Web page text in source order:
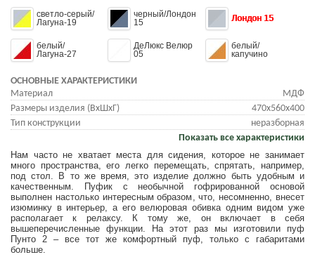
светло-серый/
Лагуна-19
черный/Лондон
15
Лондон 15
белый/
Лагуна-27
ДеЛюкс Велюр
05
белый/
капучино
ОСНОВНЫЕ ХАРАКТЕРИСТИКИ
Материал
МДФ
Размеры изделия (ВхШхГ)
470х560х400
Тип конструкции
неразборная
Показать все характеристики
Нам часто не хватает места для сидения, которое не занимает
много пространства, его легко перемещать, спрятать, например,
под стол. В то же время, это изделие должно быть удобным и
качественным. Пуфик с необычной гофрированной основой
выполнен настолько интересным образом, что, несомненно, внесет
изюминку в интерьер, а его велюровая обивка одним видом уже
располагает к релаксу. К тому же, он включает в себя
вышеперечисленные функции. На этот раз мы изготовили пуф
Пунто 2 – все тот же комфортный пуф, только с габаритами
больше.